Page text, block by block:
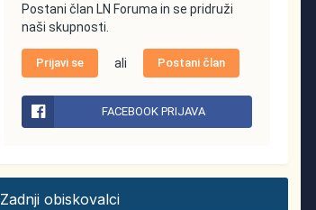
Postani član LN Foruma in se pridruži
naši skupnosti.
Prijavi se ali Postani član
FACEBOOK PRIJAVA
Zadnji obiskovalci